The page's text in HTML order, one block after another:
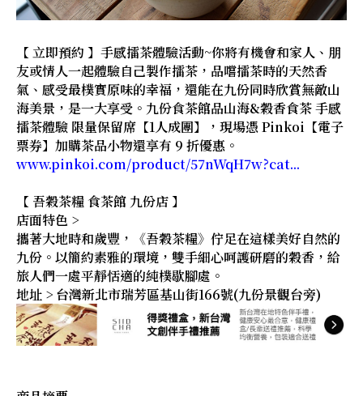
【 立即預約 】手感擂茶體驗活動~你將有機會和家人、朋
友或情人一起體驗自己製作擂茶，品嚐擂茶時的天然香
氣、感受最樸實原味的幸福，還能在九份同時欣賞無敵山
海美景，是一大享受。九份食茶館品山海&穀香食茶 手感
擂茶體驗 限量保留席【1人成團】，現場憑 Pinkoi【電子
票券】加購茶品小物還享有 9 折優惠。
www.pinkoi.com/product/57nWqH7w?cat...
【 吾穀茶糧 食茶館 九份店 】
店面特色 >
攜著大地時和歲豐，《吾穀茶糧》佇足在這樣美好自然的
九份。以簡約素雅的環境，雙手細心呵護研磨的穀香，給
旅人們一處平靜恬適的純樸歇腳處。
地址 > 台灣新北市瑞芳區基山街166號(九份景觀台旁)